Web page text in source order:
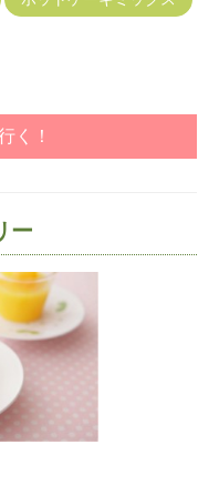
く！
ー